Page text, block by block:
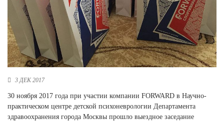
Новосибирская область (3)
Омская область (5)
Республика Башкортостан (3)
Республика Крым (1)
Республика Татарстан (2)
Ростовская область (2)
Самарская область (1)
Санкт-Петербург и ЛО (3)
Саратовская область (1)
3 ДЕК 2017
30 ноября 2017 года при участии компании FORWARD в Научно-
практическом центре детской психоневрологии Департамента
здравоохранения города Москвы прошло выездное заседание